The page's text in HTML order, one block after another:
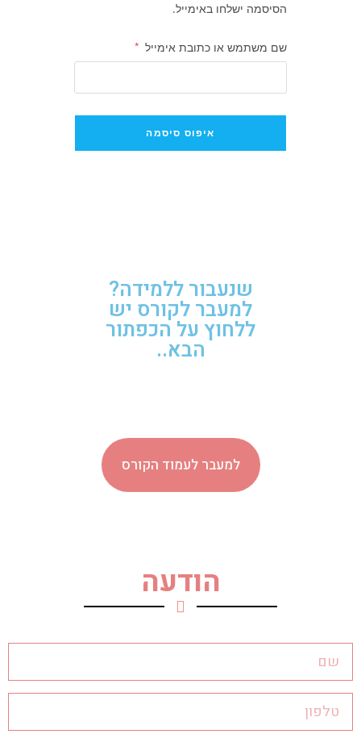
הסיסמה ישלחו באימייל.
שם משתמש או כתובת אימייל *
איפוס סיסמה
שנעבור ללמידה?
למעבר לקורס יש
ללחוץ על הכפתור
הבא..
למעבר לעמוד הקורס
הודעה